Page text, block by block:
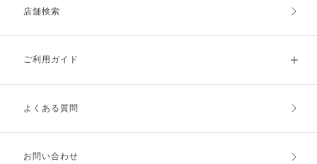
店舗検索
ご利用ガイド
ご利用ガイドトップ
お支払方法
よくある質問
お問い合わせ